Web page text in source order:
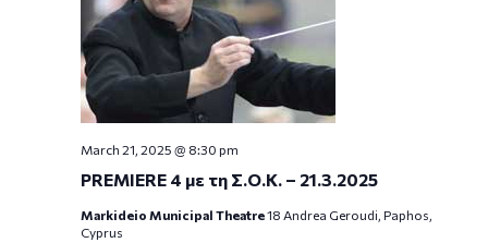
PREMIERE 4 με τη Σ.Ο.Κ. – 21.3.2025
March 21, 2025 @ 8:30 pm
Markideio Municipal Theatre18 Andrea Geroudi, Paphos,
Cyprus